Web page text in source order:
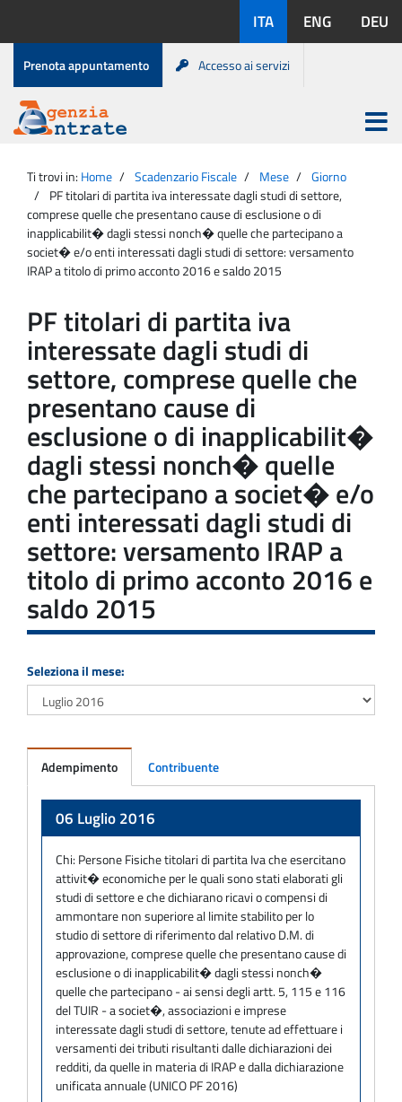
contenuto
disponibili:
ITA ENG DEU
Menu
di
servizio
Prenota appuntamento Accesso ai servizi
Agenzia
Entrate
Apri
menu
principale
Ti trovi in: Home Scadenzario Fiscale Mese
Giorno
PF titolari di partita iva interessate dagli studi di settore,
comprese quelle che presentano cause di esclusione o di
inapplicabilit� dagli stessi nonch� quelle che partecipano a
societ� e/o enti interessati dagli studi di settore: versamento
IRAP a titolo di primo acconto 2016 e saldo 2015
PF titolari di partita iva
interessate dagli studi di
settore, comprese quelle che
presentano cause di
esclusione o di inapplicabilit�
dagli stessi nonch� quelle
che partecipano a societ� e/o
enti interessati dagli studi di
settore: versamento IRAP a
titolo di primo acconto 2016 e
saldo 2015
Seleziona il mese:
Adempimento Contribuente
06 Luglio 2016
Chi: Persone Fisiche titolari di partita Iva che esercitano
attivit� economiche per le quali sono stati elaborati gli
studi di settore e che dichiarano ricavi o compensi di
ammontare non superiore al limite stabilito per lo
studio di settore di riferimento dal relativo D.M. di
approvazione, comprese quelle che presentano cause di
esclusione o di inapplicabilit� dagli stessi nonch�
quelle che partecipano - ai sensi degli artt. 5, 115 e 116
del TUIR - a societ�, associazioni e imprese
interessate dagli studi di settore, tenute ad effettuare i
versamenti dei tributi risultanti dalle dichiarazioni dei
redditi, da quelle in materia di IRAP e dalla dichiarazione
unificata annuale (UNICO PF 2016)